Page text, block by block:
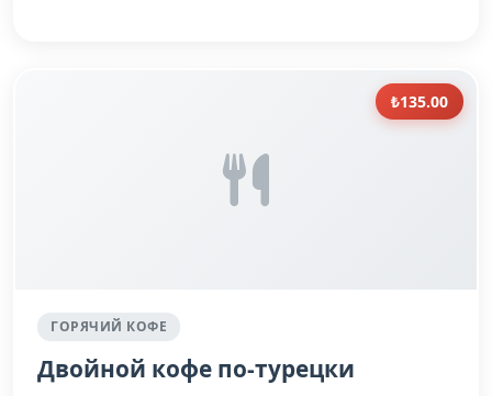
₺135.00
ГОРЯЧИЙ КОФЕ
Двойной кофе по-турецки